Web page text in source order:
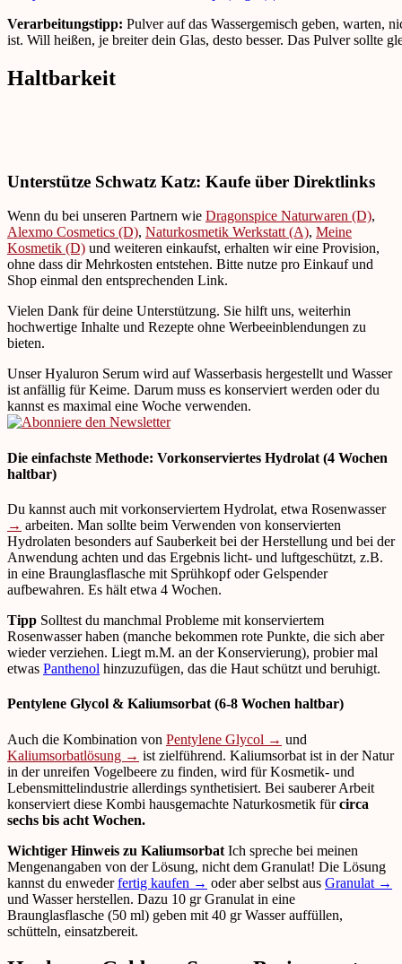
Verarbeitungstipp: Pulver auf das Wassergemisch geben, warten,
ist. Will heißen, je breiter dein Glas, desto besser. Das Pulver sollte
Haltbarkeit
Unterstütze Schwatz Katz: Kaufe über Direktlinks
Wenn du bei unseren Partnern wie Dragonspice Naturwaren (D),
Alexmo Cosmetics (D), Naturkosmetik Werkstatt (A), Meine
Kosmetik (D) und weiteren einkaufst, erhalten wir eine Provision,
ohne dass dir Mehrkosten entstehen. Bitte nutze pro Einkauf und
Shop einmal den entsprechenden Link.
Vielen Dank für deine Unterstützung. Sie hilft uns, weiterhin
hochwertige Inhalte und Rezepte ohne Werbeeinblendungen zu
bieten.
Unser Hyaluron Serum wird auf Wasserbasis hergestellt und Wasser
ist anfällig für Keime. Darum muss es konserviert werden oder du
kannst es maximal eine Woche verwenden.
Die einfachste Methode: Vorkonserviertes Hydrolat (4 Wochen
haltbar)
Du kannst auch mit vorkonserviertem Hydrolat, etwa Rosenwasser
→ arbeiten. Man sollte beim Verwenden von konservierten
Hydrolaten besonders auf Sauberkeit bei der Herstellung und bei der
Anwendung achten und das Ergebnis licht- und luftgeschützt, z.B.
in eine Braunglasflasche mit Sprühkopf oder Gelspender
aufbewahren. Es hält etwa 4 Wochen.
Tipp Solltest du manchmal Probleme mit konserviertem
Rosenwasser haben (manche bekommen rote Punkte, die sich aber
wieder verziehen. Liegt m.M. an der Konservierung), probier mal
etwas Panthenol hinzuzufügen, das die Haut schützt und beruhigt.
Pentylene Glycol & Kaliumsorbat (6-8 Wochen haltbar)
Auch die Kombination von Pentylene Glycol → und
Kaliumsorbatlösung → ist zielführend. Kaliumsorbat ist in der Natur
in der unreifen Vogelbeere zu finden, wird für Kosmetik- und
Lebensmittelindustrie allerdings synthetisiert. Bei sauberer Arbeit
konserviert diese Kombi hausgemachte Naturkosmetik fürcirca
sechs bis acht Wochen.
Wichtiger Hinweis zu Kaliumsorbat Ich spreche bei meinen
Mengenangaben von der Lösung, nicht dem Granulat! Die Lösung
kannst du enwederfertig kaufen → oder aber selbst aus Granulat →
und Wasser herstellen. Dazu 10 gr Granulat in eine
Braunglasflasche (50 ml) geben mit 40 gr Wasser auffüllen,
schütteln, einsatzbereit.